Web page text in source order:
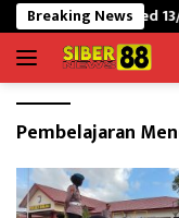
Langsung
ke
konten
Breaking News
Yonarmed 13/
Pembelajaran